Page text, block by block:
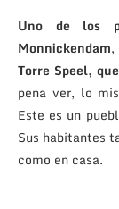
Uno de los
Monnickendam
Torre Speel,
pena ver, lo
Este es un
Sus habitantes
como en casa.